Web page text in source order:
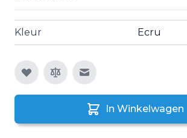
Kleur Ecru
E-mail naar een vriend
In Winkelwagen